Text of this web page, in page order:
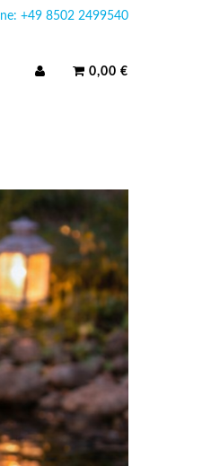
+49 8502 2499540
0,00 €